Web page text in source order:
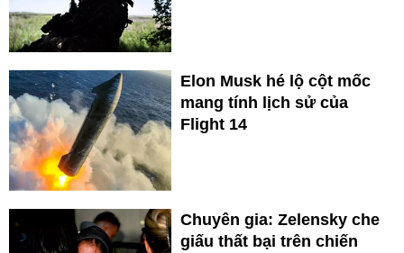
Elon Musk hé lộ cột mốc
mang tính lịch sử của
Flight 14
Chuyên gia: Zelensky che
giấu thất bại trên chiến